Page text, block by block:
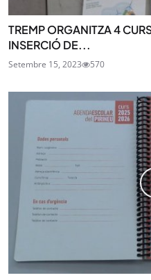
TREMP ORGANITZA 4
INSERCIÓ DE...
Setembre 15, 2023 570